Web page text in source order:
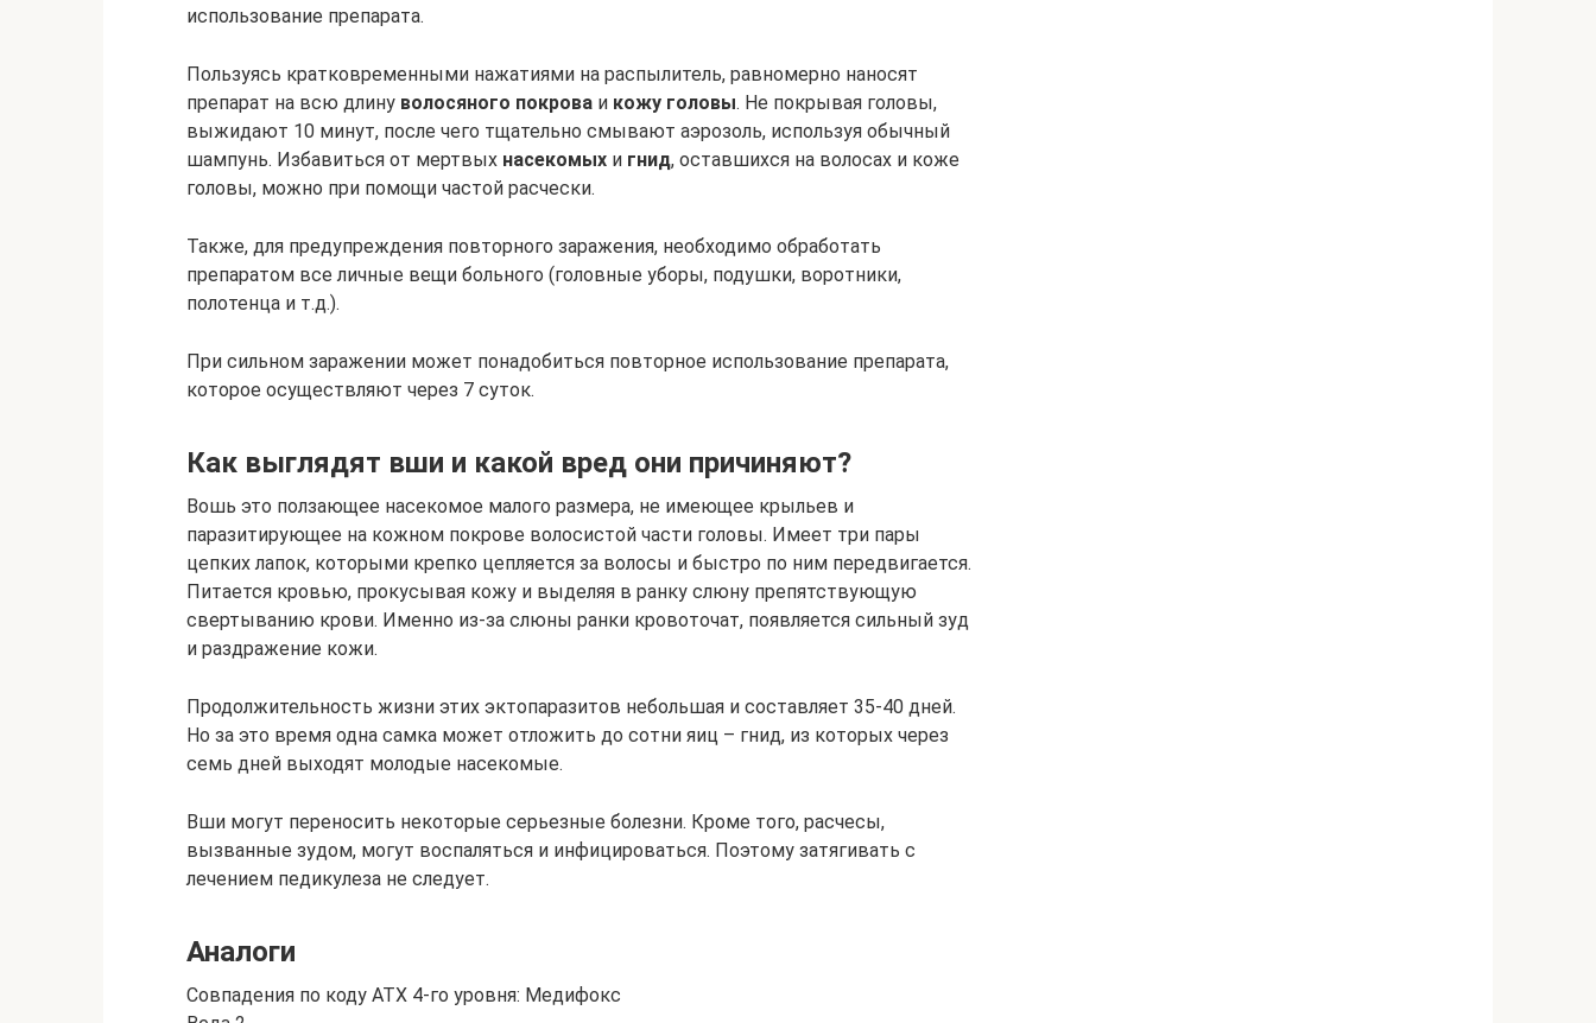
использование препарата.
Пользуясь кратковременными нажатиями на распылитель, равномерно наносят
препарат на всю длину волосяного покрова и кожу головы. Не покрывая головы,
выжидают 10 минут, после чего тщательно смывают аэрозоль, используя обычный
шампунь. Избавиться от мертвых насекомых и гнид, оставшихся на волосах и коже
головы, можно при помощи частой расчески.
Также, для предупреждения повторного заражения, необходимо обработать
препаратом все личные вещи больного (головные уборы, подушки, воротники,
полотенца и т.д.).
При сильном заражении может понадобиться повторное использование препарата,
которое осуществляют через 7 суток.
Как выглядят вши и какой вред они причиняют?
Вошь это ползающее насекомое малого размера, не имеющее крыльев и
паразитирующее на кожном покрове волосистой части головы. Имеет три пары
цепких лапок, которыми крепко цепляется за волосы и быстро по ним передвигается.
Питается кровью, прокусывая кожу и выделяя в ранку слюну препятствующую
свертыванию крови. Именно из-за слюны ранки кровоточат, появляется сильный зуд
и раздражение кожи.
Продолжительность жизни этих эктопаразитов небольшая и составляет 35-40 дней.
Но за это время одна самка может отложить до сотни яиц – гнид, из которых через
семь дней выходят молодые насекомые.
Вши могут переносить некоторые серьезные болезни. Кроме того, расчесы,
вызванные зудом, могут воспаляться и инфицироваться. Поэтому затягивать с
лечением педикулеза не следует.
Аналоги
Совпадения по коду АТХ 4-го уровня: Медифокс